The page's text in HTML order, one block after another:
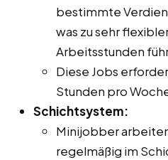
bestimmte
was zu sehr
Arbeitsstunden
Diese Jobs
Stunden pro
Schichtsystem:
Minijobber
regelmäßig im